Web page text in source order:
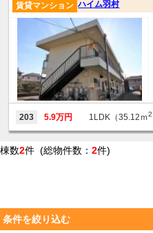
ハイム羽村
賃貸マンション
203 5.9万円 1LDK（35.12ｍ2
棟数2件 (総物件数： 2件)
条件を絞り込む